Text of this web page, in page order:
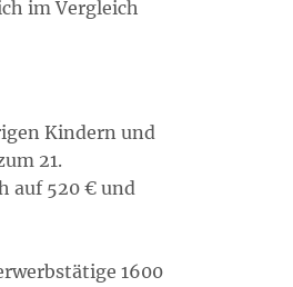
im Vergleich
Kindern und
21.
auf 520 € und
1600